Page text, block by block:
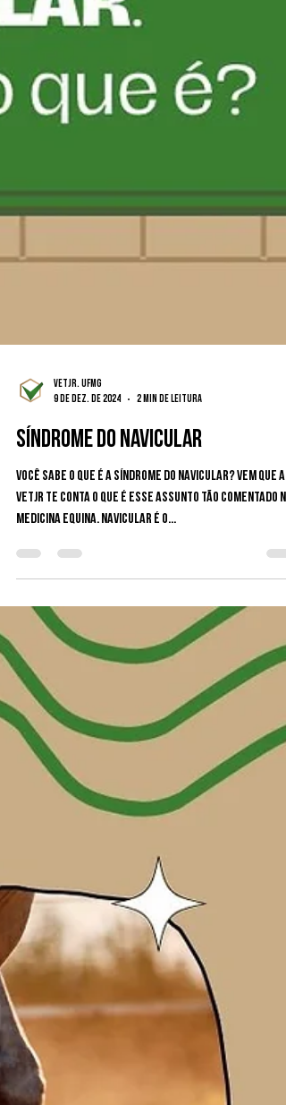
VetJr. UFMG
9 de dez. de 2024
SÍNDROME DO NAVICULAR
Você sabe o que é a síndrome do navicular? Vem que a
VetJr te conta o que é esse assunto tão comentado na
medicina equina. Navicular é o...